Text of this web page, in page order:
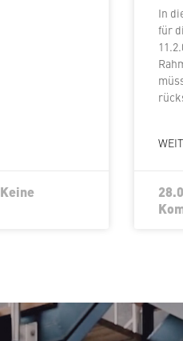
Keine
In
für